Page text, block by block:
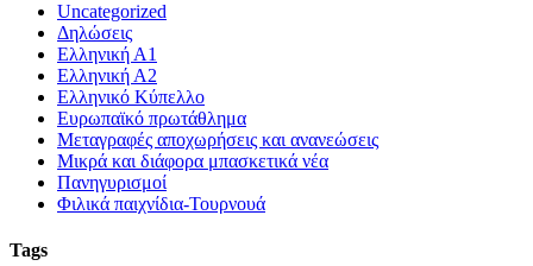
Uncategorized
Δηλώσεις
Ελληνική Α1
Ελληνική Α2
Ελληνικό Κύπελλο
Ευρωπαϊκό πρωτάθλημα
Μεταγραφές αποχωρήσεις και ανανεώσεις
Μικρά και διάφορα μπασκετικά νέα
Πανηγυρισμοί
Φιλικά παιχνίδια-Τουρνουά
Tags